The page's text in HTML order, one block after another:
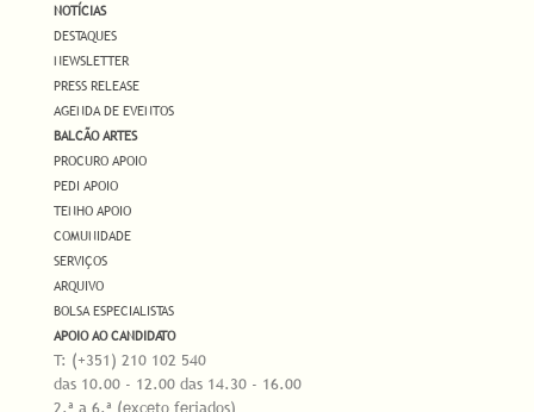
NOTÍCIAS
DESTAQUES
NEWSLETTER
PRESS RELEASE
AGENDA DE EVENTOS
BALCÃO ARTES
PROCURO APOIO
PEDI APOIO
TENHO APOIO
COMUNIDADE
SERVIÇOS
ARQUIVO
BOLSA ESPECIALISTAS
APOIO AO CANDIDATO
T: (+351) 210 102 540
das 10.00 - 12.00 das 14.30 - 16.00
2.ª a 6.ª (exceto feriados)